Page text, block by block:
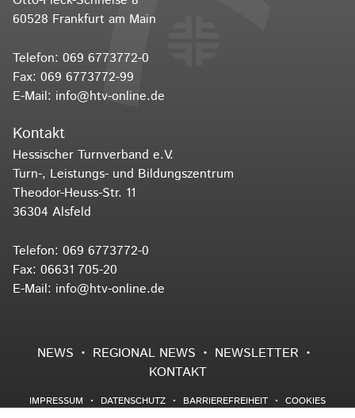
60528 Frankfurt am Main
Telefon: 069 6773772-0
Fax: 069 6773772-99
E-Mail: info@htv-online.de
Kontakt
Hessischer Turnverband e.V.
Turn-, Leistungs- und Bildungszentrum
Theodor-Heuss-Str. 11
36304 Alsfeld
Telefon: 069 6773772-0
Fax: 06631 705-20
E-Mail: info@htv-online.de
NEWS REGIONAL NEWS
NEWSLETTER
KONTAKT
IMPRESSUM DATENSCHUTZ BARRIEREFREIHEIT COOKIES